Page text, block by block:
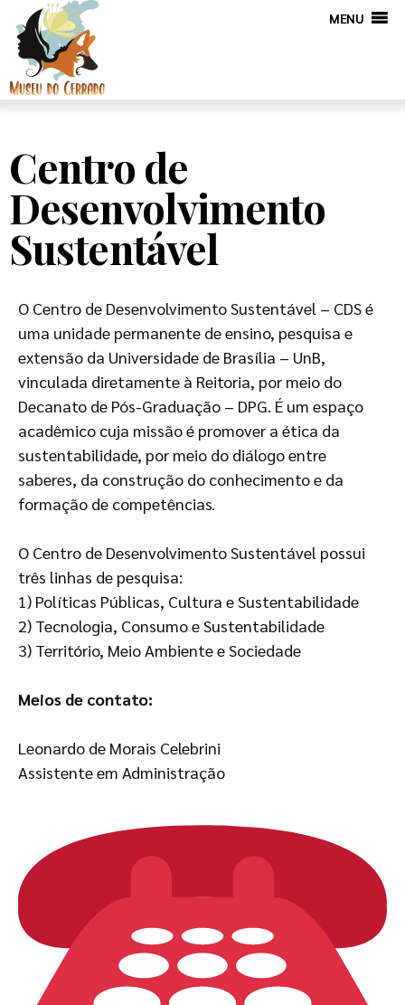
MENU
Centro de
Desenvolvimento
Sustentável
O Centro de Desenvolvimento Sustentável – CDS é
uma unidade permanente de ensino, pesquisa e
extensão da Universidade de Brasília – UnB,
vinculada diretamente à Reitoria, por meio do
Decanato de Pós-Graduação – DPG. É um espaço
acadêmico cuja missão é promover a ética da
sustentabilidade, por meio do diálogo entre
saberes, da construção do conhecimento e da
formação de competências.
O Centro de Desenvolvimento Sustentável possui
três linhas de pesquisa:
1) Políticas Públicas, Cultura e Sustentabilidade
2) Tecnologia, Consumo e Sustentabilidade
3) Território, Meio Ambiente e Sociedade
Meios de contato:
Leonardo de Morais Celebrini
Assistente em Administração